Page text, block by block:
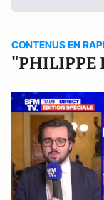
CONTENUS EN
"PHILIPPE